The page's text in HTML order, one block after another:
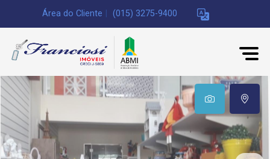
Área do Cliente (015) 3275-9400